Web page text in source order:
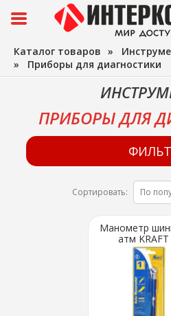
Каталог товаров »
» Приборы для диагностики
ПРИБОРЫ ДЛЯ
Сортировать:
Манометр
атм KRAFT